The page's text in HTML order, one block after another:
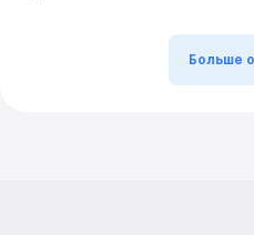
Больше